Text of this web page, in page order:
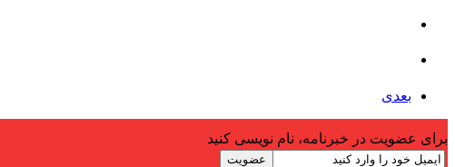
بعدی
برای عضویت در خبرنامه، نام نویسی کنید